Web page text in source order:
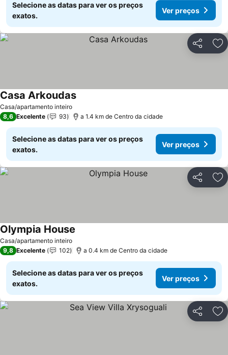
Selecione as datas para ver os preços
exatos.
Ver preços
Partilhar
Casa/apartamento inteiro
Casa Arkoudas
8,6 Excelente 93 a 1.4 km de Centro da cidade
Selecione as datas para ver os preços
exatos.
Ver preços
Partilhar
Casa/apartamento inteiro
Olympia House
9,8 Excelente 102 a 0.4 km de Centro da cidade
Selecione as datas para ver os preços
exatos.
Ver preços
Partilhar